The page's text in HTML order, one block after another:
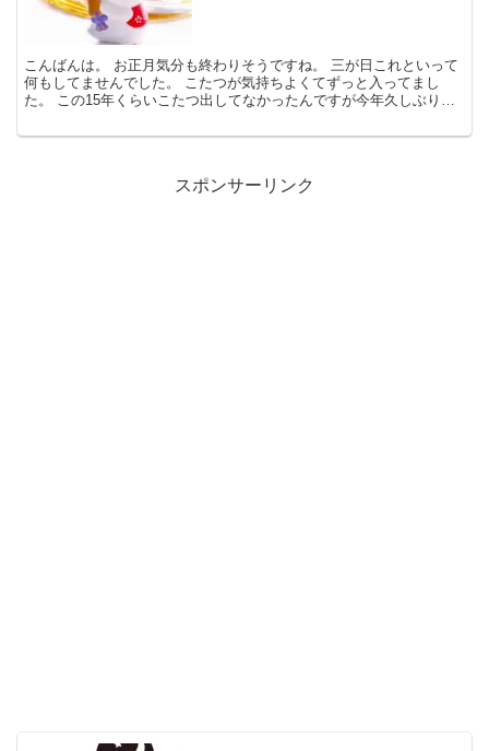
こんばんは。 お正月気分も終わりそうですね。 三が日これといって
何もしてませんでした。 こたつが気持ちよくてずっと入ってまし
た。 この15年くらいこたつ出してなかったんですが今年久しぶりに
スポンサーリンク